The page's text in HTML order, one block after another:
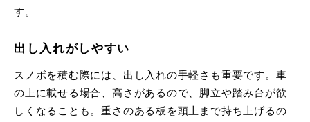
す。
出し入れがしやすい
スノボを積む際には、出し入れの手軽さも重要です。車
の上に載せる場合、高さがあるので、脚立や踏み台が欲
しくなることも。重さのある板を頭上まで持ち上げるの